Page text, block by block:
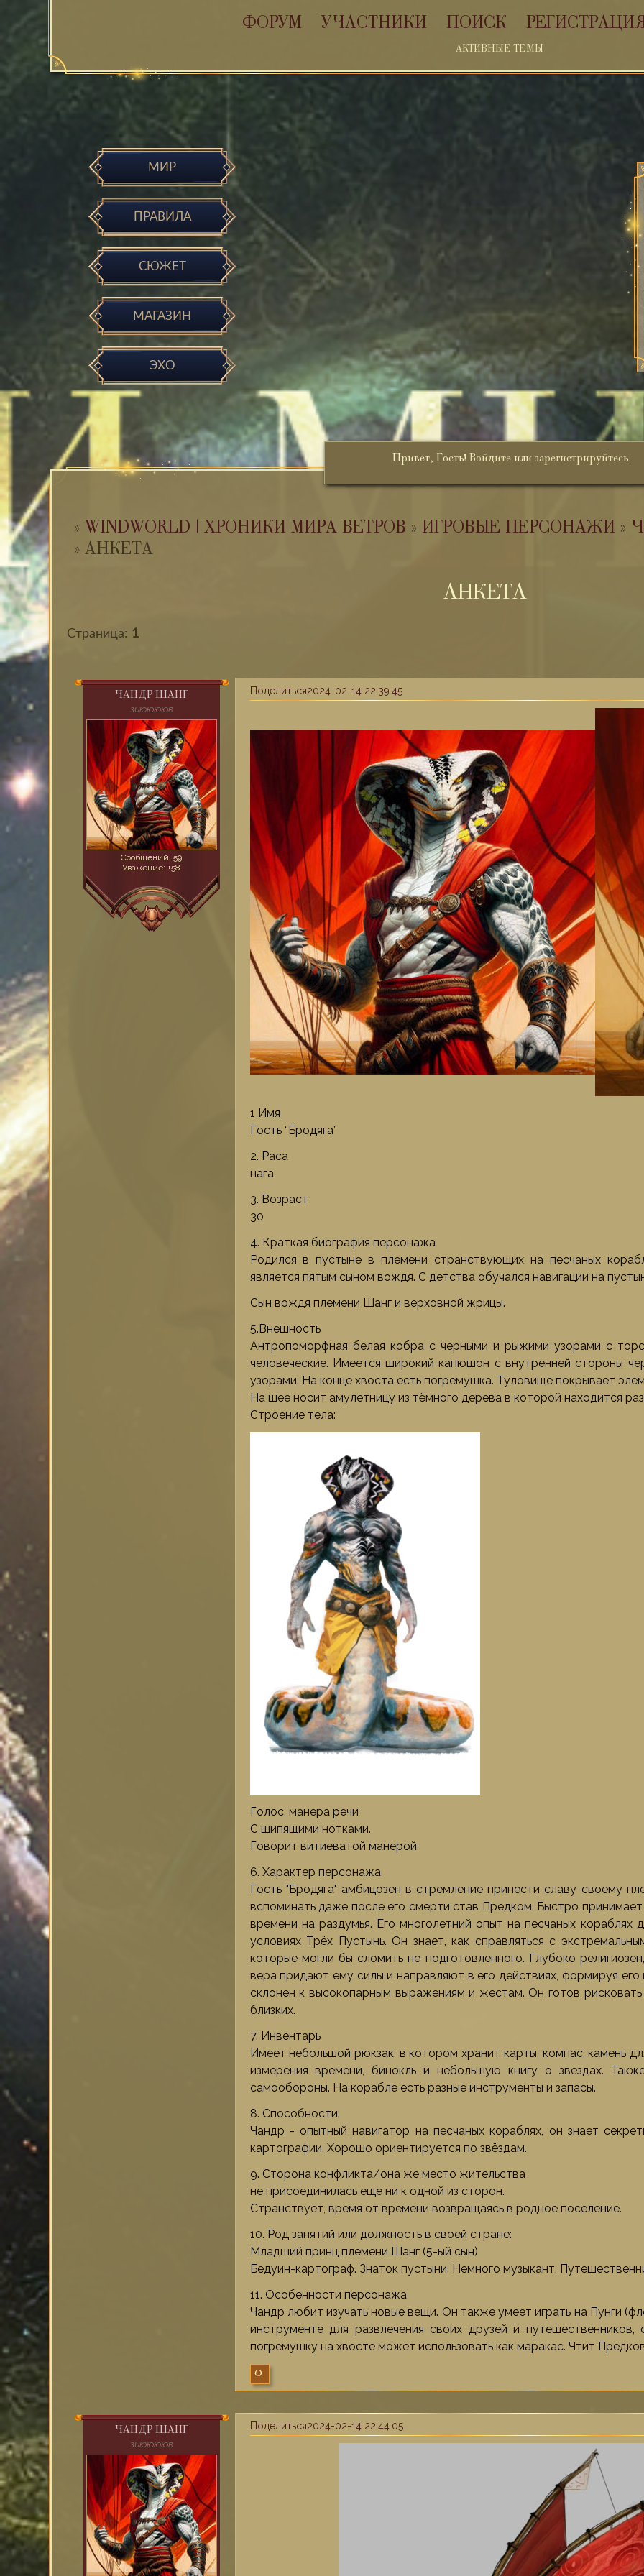
ФОРУМ УЧАСТНИКИ ПОИСК
АКТИВНЫЕ ТЕМЫ
МИР
ПРАВИЛА
СЮЖЕТ
МАГАЗИН
ЭХО
Привет, Гость! Войдите или зарегистрируйтесь.
» WINDWORLD | ХРОНИКИ МИРА ВЕТРОВ » ИГРОВЫЕ ПЕРСОНАЖИ »
» АНКЕТА
АНКЕТА
Страница: 1
Поделиться2024-02-14 22:39:45
ЧАНДР ШАНГ
ЗUЮЮЮЮВ
Сообщений: 59
Уважение: +58
1 Имя
Гость “Бродяга”
2. Раса
нага
3. Возраст
30
4. Краткая биография персонажа
Родился в пустыне в племени странствующих на песчаных
является пятым сыном вождя. С детства обучался навигации на
Сын вождя племени Шанг и верховной жрицы.
5.Внешность
Антропоморфная белая кобра с черными и рыжими узорами с
человеческие. Имеется широкий капюшон с внутренней стороны
узорами. На конце хвоста есть погремушка. Туловище покрывает
На шее носит амулетницу из тёмного дерева в которой находится
Строение тела:
Голос, манера речи
С шипящими нотками.
Говорит витиеватой манерой.
6. Характер персонажа
Гость "Бродяга" амбицозен в стремление принести славу своему
вспоминать даже после его смерти став Предком. Быстро принимает
времени на раздумья. Его многолетний опыт на песчаных
условиях Трёх Пустынь. Он знает, как справляться с
которые могли бы сломить не подготовленного. Глубоко
вера придают ему силы и направляют в его действиях, формируя
склонен к высокопарным выражениям и жестам. Он готов
близких.
7. Инвентарь
Имеет небольшой рюкзак, в котором хранит карты, компас, камень
измерения времени, бинокль и небольшую книгу о звездах.
самообороны. На корабле есть разные инструменты и запасы.
8. Способности:
Чандр - опытный навигатор на песчаных кораблях, он знает
картографии. Хорошо ориентируется по звёздам.
9. Сторона конфликта/она же место жительства
не присоединилась еще ни к одной из сторон.
Странствует, время от времени возвращаясь в родное поселение.
10. Род занятий или должность в своей стране:
Младший принц племени Шанг (5-ый сын)
Бедуин-картограф. Знаток пустыни. Немного музыкант.
11. Особенности персонажа
Чандр любит изучать новые вещи. Он также умеет играть на Пунги
инструменте для развлечения своих друзей и
погремушку на хвосте может использовать как маракас. Чтит
0
Поделиться2024-02-14 22:44:05
ЧАНДР ШАНГ
ЗUЮЮЮЮВ